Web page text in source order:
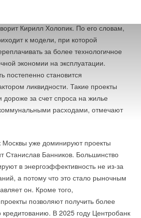
проекты как
будущие расходы на отопление
Кирилл Холопик. По его словам,
к модели, при которой
за более технологичное
экономии на эксплуатации.
постепенно становится
ликвидности. Такие проекты
за счет спроса на жилье
расходами, отмечают
Москвы уже доминируют проекты
Станислав Банников. Большинство
в энергоэффективность не из-за
а потому что это стало рыночным
он. Кроме того,
позволяют получить более
В 2025 году Центробанк